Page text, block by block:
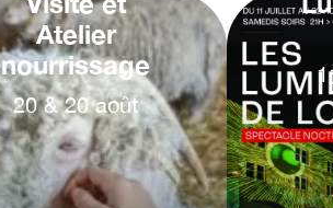
Atelier
nourrissage
20 & 20 août